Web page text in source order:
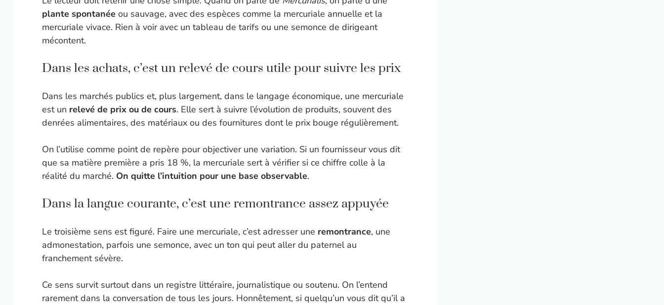
plante spontanée ou sauvage, avec des espèces comme la mercuriale annuelle et la
mercuriale vivace. Rien à voir avec un tableau de tarifs ou une semonce de dirigeant
mécontent.
Dans les achats, c’est un relevé de cours utile pour suivre les prix
Dans les marchés publics et, plus largement, dans le langage économique, une mercuriale
est un relevé de prix ou de cours. Elle sert à suivre l’évolution de produits, souvent des
denrées alimentaires, des matériaux ou des fournitures dont le prix bouge régulièrement.
On l’utilise comme point de repère pour objectiver une variation. Si un fournisseur vous dit
que sa matière première a pris 18 %, la mercuriale sert à vérifier si ce chiffre colle à la
réalité du marché. On quitte l’intuition pour une base observable.
Dans la langue courante, c’est une remontrance assez appuyée
Le troisième sens est figuré. Faire une mercuriale, c’est adresser une remontrance, une
admonestation, parfois une semonce, avec un ton qui peut aller du paternel au
franchement sévère.
Ce sens survit surtout dans un registre littéraire, journalistique ou soutenu. On l’entend
rarement dans la conversation de tous les jours. Honnêtement, si quelqu’un vous dit qu’il a